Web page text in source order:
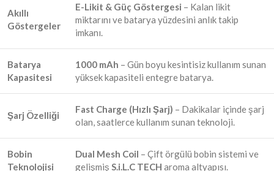
Akıllı
Göstergeler
E-Likit & Güç Göstergesi – Kalan likit
miktarını ve batarya yüzdesini anlık takip
imkanı.
Batarya
Kapasitesi
1000 mAh – Gün boyu kesintisiz kullanım sunan
yüksek kapasiteli entegre batarya.
Şarj Özelliği
Fast Charge (Hızlı Şarj) – Dakikalar içinde şarj
olan, saatlerce kullanım sunan teknoloji.
Bobin
Teknolojisi
Dual Mesh Coil – Çift örgülü bobin sistemi ve
gelişmiş S.i.L.C TECH aroma altyapısı.